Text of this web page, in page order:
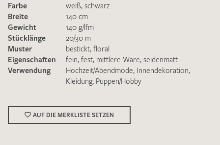
zur Beantwortung meiner Musteranfrage genutzt werden.
DieDatenschutzbestimmungen
genommen und akzeptiere diese.
Farbe
weiß, schwarz
Breite
140 cm
Gewicht
140 g/lfm
Stücklänge
20/30 m
Muster
bestickt, floral
Eigenschaften
fein, fest, mittlere Ware, seidenmatt
Verwendung
Hochzeit/Abendmode, Innendekoration,
Kleidung, Puppen/Hobby
AUF DIE MERKLISTE SETZEN